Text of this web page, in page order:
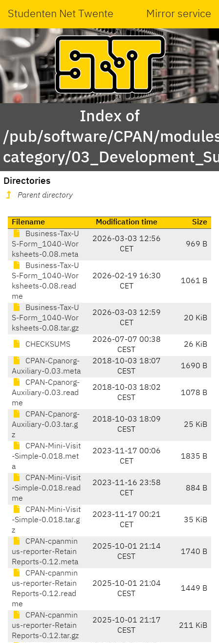
Studenten Net Twente Mirror service
Index of
/pub/software/CPAN/
category/
Directories
Parent directory
Filename Modification time
Size
Business-Tax-U
S-Form_1040-Wor
ksheets-0.08.meta
2026-03-03 12:56
CET
969 B
Business-Tax-U
S-Form_1040-Wor
ksheets-0.08.read
me
2026-02-19 16:30
CET
1061 B
Business-Tax-U
S-Form_1040-Wor
ksheets-0.08.tar.gz
2026-03-03 12:59
CET
20 KiB
CHECKSUMS
2026-07-07 00:38
CEST
26 KiB
CPAN-Cpanorg-
Auxiliary-0.03.meta
2018-10-03 18:07
CEST
1690 B
CPAN-Cpanorg-
Auxiliary-0.03.read
me
2018-10-03 18:02
CEST
1078 B
CPAN-Cpanorg-
Auxiliary-0.03.tar.g
z
2018-10-03 18:09
CEST
25 KiB
CPAN-Mini-Visit
-Simple-0.018.met
a
2023-11-17 00:06
CET
1835 B
CPAN-Mini-Visit
-Simple-0.018.read
me
2023-11-16 23:58
CET
884 B
CPAN-Mini-Visit
-Simple-0.018.tar.g
z
2023-11-17 00:21
CET
35 KiB
CPAN-cpanmin
us-reporter-Retain
Reports-0.12.meta
2025-10-01 21:14
CEST
1740 B
CPAN-cpanmin
us-reporter-Retain
Reports-0.12.read
me
2025-10-01 21:04
CEST
1449 B
CPAN-cpanmin
us-reporter-Retain
Reports-0.12.tar.gz
2025-10-01 21:17
CEST
211 KiB